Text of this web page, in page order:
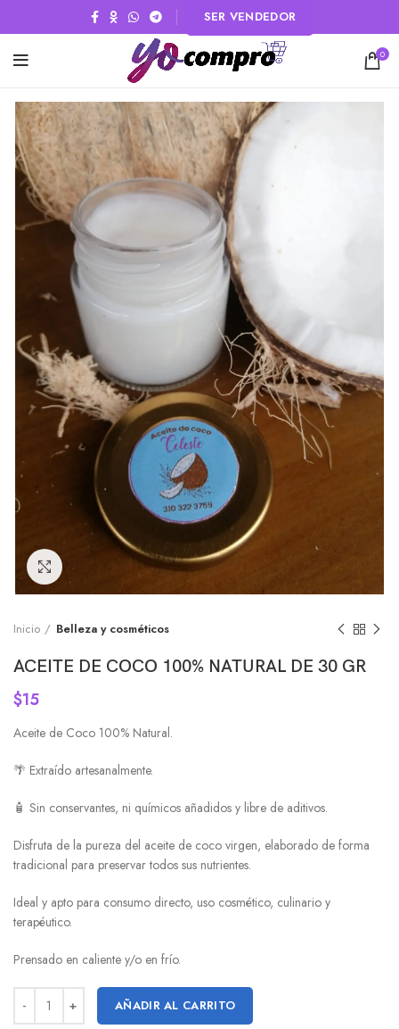
SER VENDEDOR
0
Click to enlarge
Inicio Belleza y cosméticos
ACEITE DE COCO 100% NATURAL DE 30 GR
$15
Aceite de Coco 100% Natural.
🌴 Extraído artesanalmente.
🧴 Sin conservantes, ni químicos añadidos y libre de aditivos.
Disfruta de la pureza del aceite de coco virgen, elaborado de forma
tradicional para preservar todos sus nutrientes.
Ideal y apto para consumo directo, uso cosmético, culinario y
terapéutico.
Prensado en caliente y/o en frío.
AÑADIR AL CARRITO